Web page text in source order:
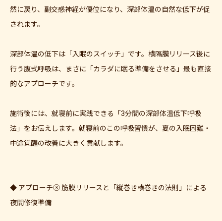
然に戻り、副交感神経が優位になり、深部体温の自然な低下が促
されます。
深部体温の低下は「入眠のスイッチ」です。横隔膜リリース後に
行う腹式呼吸は、まさに「カラダに眠る準備をさせる」最も直接
的なアプローチです。
施術後には、就寝前に実践できる「3分間の深部体温低下呼吸
法」をお伝えします。就寝前のこの呼吸習慣が、夏の入眠困難・
中途覚醒の改善に大きく貢献します。
◆ アプローチ③ 筋膜リリースと「縦巻き横巻きの法則」による
夜間修復準備